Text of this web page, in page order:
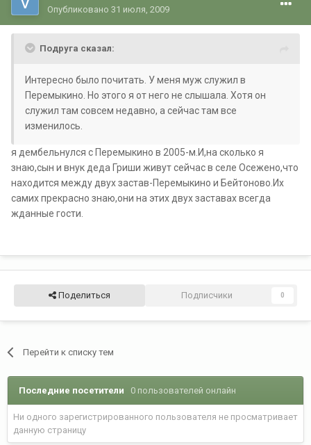
Опубликовано 31 июля, 2009
Подруга сказал:
Интересно было почитать. У меня муж служил в
Перемыкино. Но этого я от него не слышала. Хотя он
служил там совсем недавно, а сейчас там все
изменилось.
я дембельнулся с Перемыкино в 2005-м.И,на сколько я
знаю,сын и внук деда Гриши живут сейчас в селе Осежено,что
находится между двух застав-Перемыкино и Бейтоново.Их
самих прекрасно знаю,они на этих двух заставах всегда
жданные гости.
Поделиться Подписчики 0
Перейти к списку тем
Последние посетители 0 пользователей онлайн
Ни одного зарегистрированного пользователя не просматривает
данную страницу